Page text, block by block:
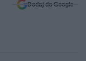
Dodaj do Google